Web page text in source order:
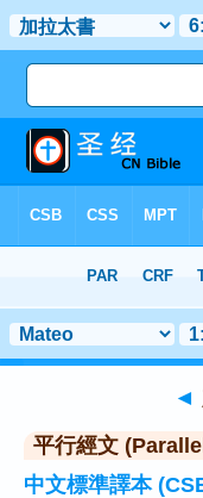
> 聖經金句 5
◄
平行經文
中文標準譯本